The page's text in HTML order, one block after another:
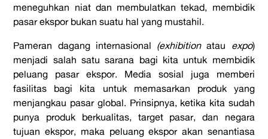
meneguhkan niat dan membulatkan tekad, membidik
pasar ekspor bukan suatu hal yang mustahil.
Pameran dagang internasional (exhibitionatau expo)
menjadi salah satu sarana bagi kita untuk membidik
peluang pasar ekspor. Media sosial juga memberi
fasilitas bagi kita untuk memasarkan produk yang
menjangkau pasar global. Prinsipnya, ketika kita sudah
punya produk berkualitas, target pasar, dan negara
tujuan ekspor, maka peluang ekspor akan senantiasa